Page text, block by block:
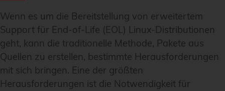
Wenn es um die Bereitstellung von erweitertem
Support für End-of-Life (EOL) Linux-Distributionen
geht, kann die traditionelle Methode, Pakete aus
Quellen zu erstellen, bestimmte Herausforderungen
mit sich bringen. Eine der größten
Herausforderungen ist die Notwendigkeit für